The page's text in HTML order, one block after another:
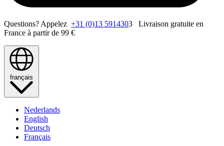
Questions? Appelez +31 (0)13 5914303 Livraison gratuite en
France à partir de 99 €
français
Nederlands
English
Deutsch
Français